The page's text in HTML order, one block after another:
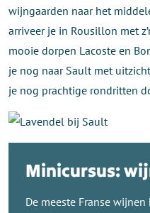
wijngaarden naar het
arriveer je in Rousillon met
mooie dorpen Lacoste en
je nog naar Sault met
je nog prachtige rondritten
Minicursus:
De meeste Franse